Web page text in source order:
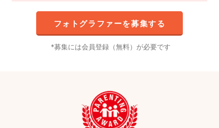
フォトグラファーを募集する
募集には会員登録（無料）が必要です